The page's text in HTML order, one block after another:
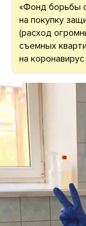
«Фонд борьбы
на покупку
(расход
съемных
на